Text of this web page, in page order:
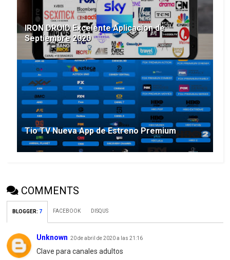
IRON DROID Excelente Aplicacion de
Septiembre 2020
Tio TV Nueva App de Estreno Premium
COMMENTS
BLOGGER: 7 FACEBOOK DISQUS
Unknown 20 de abril de 2020 a las 21:16
Clave para canales adultos